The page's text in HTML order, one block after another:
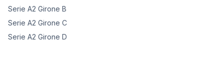
Serie A2 Girone B
Serie A2 Girone C
Serie A2 Girone D